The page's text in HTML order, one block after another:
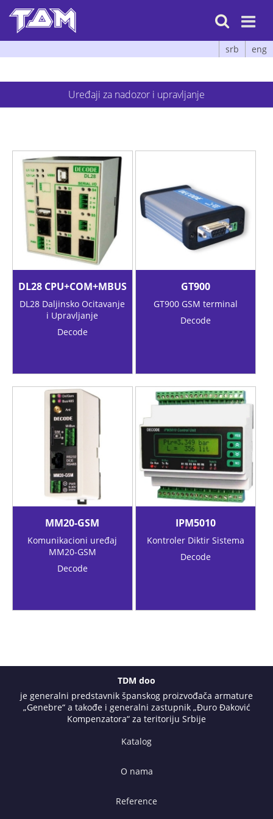

srb eng
Uređaji za nadozor i upravljanje
DL28 CPU+COM+MBUS
DL28 Daljinsko Ocitavanje
i Upravljanje
Decode
GT900
GT900 GSM terminal
Decode
MM20-GSM
Komunikacioni uređaj
MM20-GSM
Decode
IPM5010
Kontroler Diktir Sistema
Decode
TDM doo
je generalni predstavnik španskog proizvođača armature
„Genebre“ a takođe i generalni zastupnik „Đuro Đaković
Kompenzatora“ za teritoriju Srbije
Katalog
O nama
Reference